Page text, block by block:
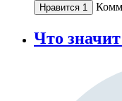
Нравится 1
Что